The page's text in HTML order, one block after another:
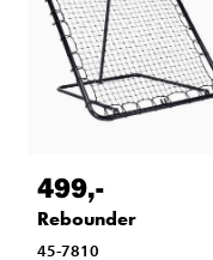
499,-
Rebounder
45-7810